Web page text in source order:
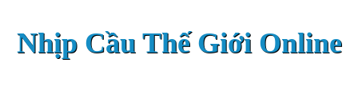
Nhịp Cầu Thế Giới Online